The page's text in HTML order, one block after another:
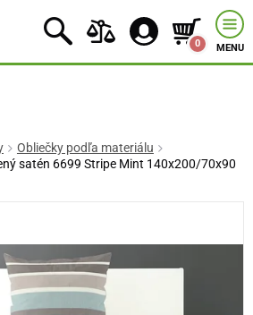
0 MENU
Obliečky podľa materiálu
satén 6699 Stripe Mint 140x200/70x90